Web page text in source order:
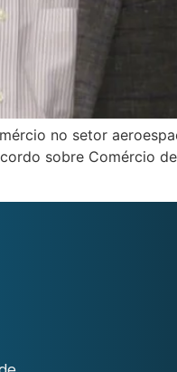
no setor
sobre Comércio